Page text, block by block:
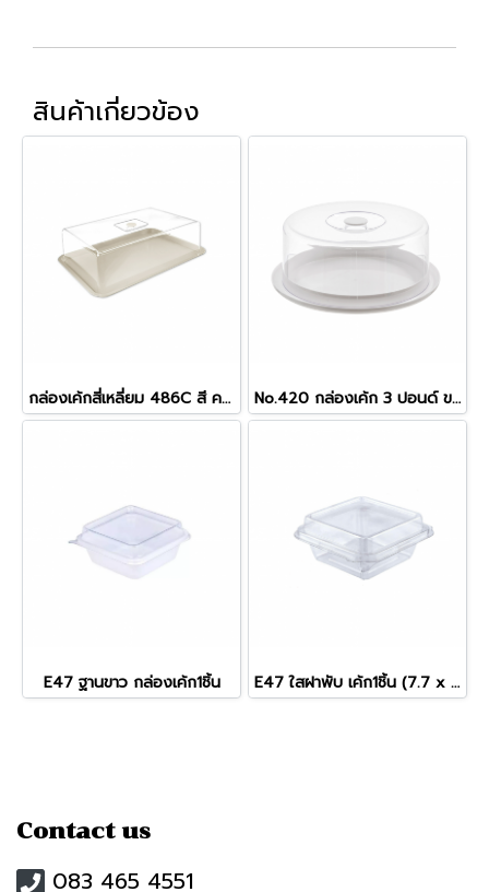
สินค้าเกี่ยวข้อง
กล่องเค้กสี่เหลี่ยม 486C สี ครีม No.420 กล่องเค้ก 3 ปอนด์ ขาว
E47 ฐานขาว กล่องเค้ก1ชิ้น E47 ใสฝาพับ เค้ก1ชิ้น (7.7 x 7.7 x 4.0 cm.)
Contact us
083 465 4551